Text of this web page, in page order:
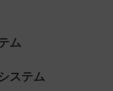
ム
ステム